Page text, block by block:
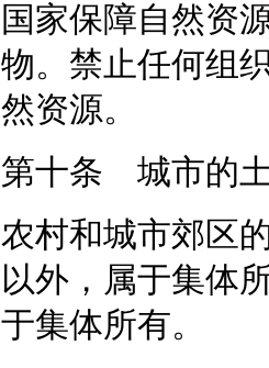
国家保障自然资
物。禁止任何组
然资源。
第十条 城市的
农村和城市郊区
以外，属于集体
于集体所有。